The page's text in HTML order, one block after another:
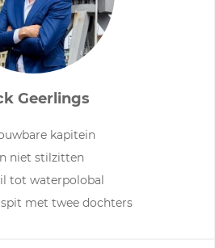
Geerlings
kapitein
niet stilzitten
tot waterpolobal
met twee dochters